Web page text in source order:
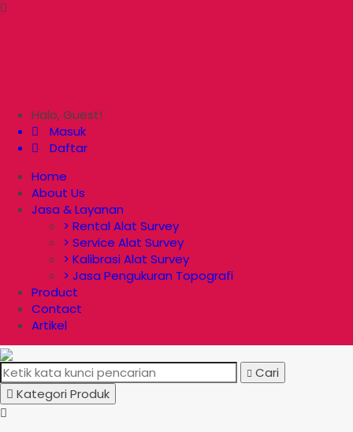
Halo, Guest!
Masuk
Daftar
Home
About Us
Jasa & Layanan
> Rental Alat Survey
> Service Alat Survey
> Kalibrasi Alat Survey
> Jasa Pengukuran Topografi
Product
Contact
Artikel
Cari
Kategori Produk